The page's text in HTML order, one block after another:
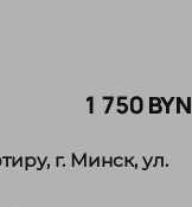
1 750 BYN
г. Минск, ул.